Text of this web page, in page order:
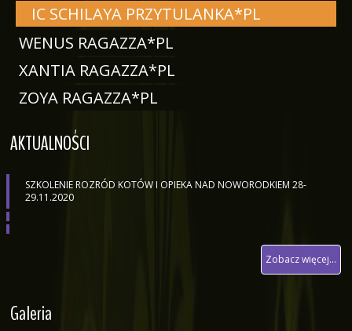
IC SCHILAYA PRZYTULANKA*PL
WENUS RAGAZZA*PL
XANTIA RAGAZZA*PL
ZOYA RAGAZZA*PL
AKTUALNOŚCI
SZKOLENIE ROZRÓD KOTÓW I OPIEKA NAD NOWORODKIEM 28-
29.11.2020
Zobacz więcej...
Galeria